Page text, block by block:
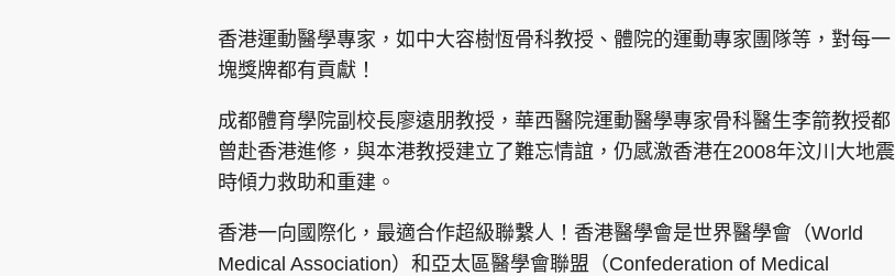
香港運動醫學專家，如中大容樹恆骨科教授、體院的運動專家團隊等，對每一
塊獎牌都有貢獻！
成都體育學院副校長廖遠朋教授，華西醫院運動醫學專家骨科醫生李箭教授都
曾赴香港進修，與本港教授建立了難忘情誼，仍感激香港在2008年汶川大地震
時傾力救助和重建。
香港一向國際化，最適合作超級聯繫人！香港醫學會是世界醫學會（World
Medical Association）和亞太區醫學會聯盟（Confederation of Medical